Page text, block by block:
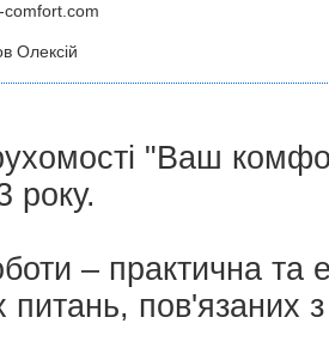
comfort.com
Олексій
"Ваш
року.
– практична та
питань, пов'язаних